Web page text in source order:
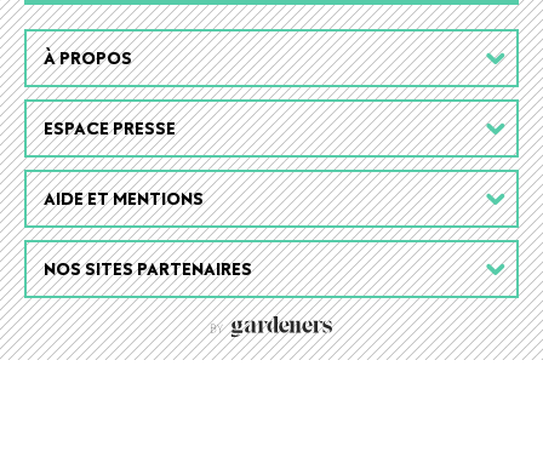
Footer
menu
À PROPOS
ESPACE PRESSE
AIDE ET MENTIONS
NOS SITES PARTENAIRES